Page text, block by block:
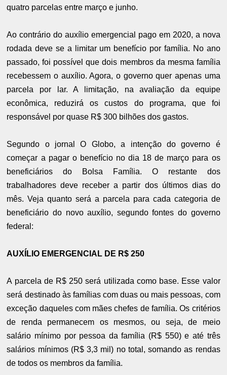
quatro parcelas entre março e junho.
Ao contrário do auxílio emergencial pago em 2020, a nova
rodada deve se a limitar um benefício por família. No ano
passado, foi possível que dois membros da mesma família
recebessem o auxílio. Agora, o governo quer apenas uma
parcela por lar. A limitação, na avaliação da equipe
econômica, reduzirá os custos do programa, que foi
responsável por quase R$ 300 bilhões dos gastos.
Segundo o jornal O Globo, a intenção do governo é
começar a pagar o benefício no dia 18 de março para os
beneficiários do Bolsa Família. O restante dos
trabalhadores deve receber a partir dos últimos dias do
mês. Veja quanto será a parcela para cada categoria de
beneficiário do novo auxílio, segundo fontes do governo
federal:
AUXÍLIO EMERGENCIAL DE R$ 250
A parcela de R$ 250 será utilizada como base. Esse valor
será destinado às famílias com duas ou mais pessoas, com
exceção daqueles com mães chefes de família. Os critérios
de renda permanecem os mesmos, ou seja, de meio
salário mínimo por pessoa da família (R$ 550) e até três
salários mínimos (R$ 3,3 mil) no total, somando as rendas
de todos os membros da família.